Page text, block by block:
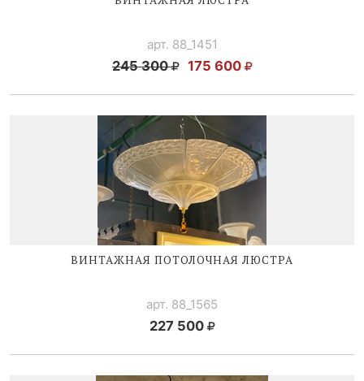
арт. 88_1451
245 300 175 600
ВИНТАЖНАЯ ПОТОЛОЧНАЯ ЛЮСТРА
арт. 88_1565
227 500